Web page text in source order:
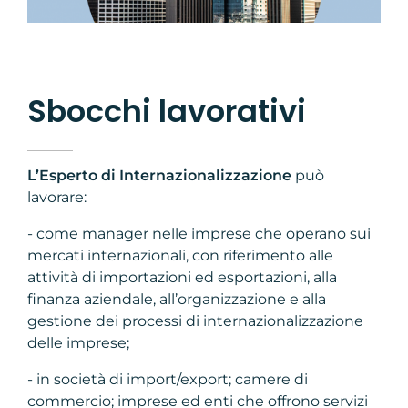
Sbocchi lavorativi
L’Esperto di Internazionalizzazione può
lavorare:
- come manager nelle imprese che operano sui
mercati internazionali, con riferimento alle
attività di importazioni ed esportazioni, alla
finanza aziendale, all’organizzazione e alla
gestione dei processi di internazionalizzazione
delle imprese;
- in società di import/export; camere di
commercio; imprese ed enti che offrono servizi